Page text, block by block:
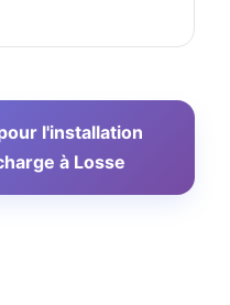
l'installation
à Losse